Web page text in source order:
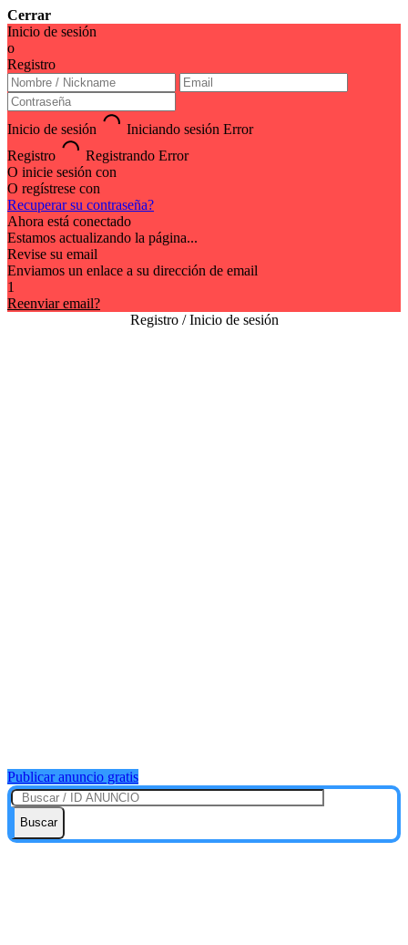
Cerrar
Inicio de sesión
o
Registro
Inicio de sesión Iniciando sesión Error
Registro
Registrando Error
O inicie sesión con
O regístrese con
Recuperar su contraseña?
Ahora está conectado
Estamos actualizando la página...
Revise su email
Enviamos un enlace a su dirección de email
1
Reenviar email?
Registro / Inicio de sesión
Publicar anuncio gratis
Buscar